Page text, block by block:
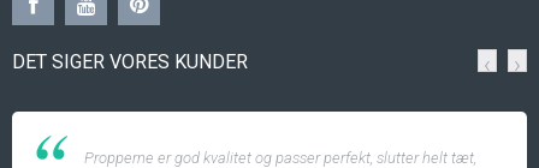
DET SIGER VORES KUNDER
Propperne er god kvalitet og passer perfekt, slutter helt tæt,
‹ ›